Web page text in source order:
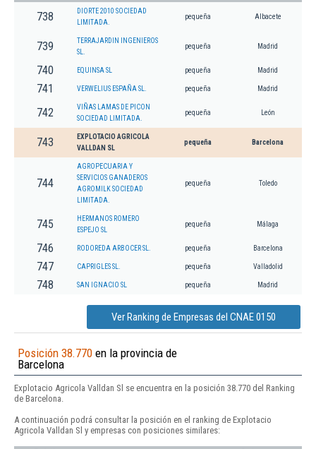
738
DIORTE 2010 SOCIEDAD
LIMITADA.
pequeña Albacete
739
TERRAJARDIN INGENIEROS
SL.
pequeña Madrid
740 EQUINSA SL pequeña Madrid
741 VERWELIUS ESPAÑA SL. pequeña Madrid
742
VIÑAS LAMAS DE PICON
SOCIEDAD LIMITADA.
pequeña León
743
EXPLOTACIO AGRICOLA
VALLDAN SL
pequeña Barcelona
744
AGROPECUARIA Y
SERVICIOS GANADEROS
AGROMILK SOCIEDAD
LIMITADA.
pequeña Toledo
745
HERMANOS ROMERO
ESPEJO SL
pequeña Málaga
746 RODOREDA ARBOCER SL. pequeña Barcelona
747 CAPRIGLES SL. pequeña Valladolid
748 SAN IGNACIO SL pequeña Madrid
Ver Ranking de Empresas del CNAE 0150
Posición 38.770 en la provincia de
Barcelona
Explotacio Agricola Valldan Sl se encuentra en la posición 38.770 del Ranking
de Barcelona.
A continuación podrá consultar la posición en el ranking de Explotacio
Agricola Valldan Sl y empresas con posiciones similares: